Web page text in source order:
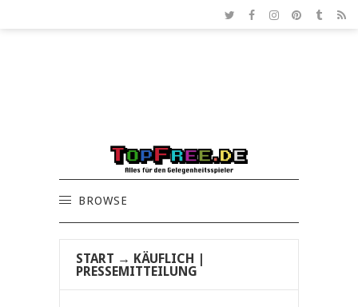
BROWSE
START → KÄUFLICH
PRESSEMITTEILUNG